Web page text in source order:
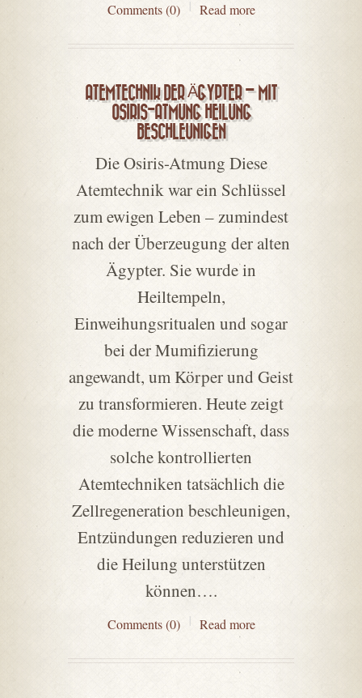
Comments (0) Read more
ATEMTECHNIK DER ÄGYPTER – MIT
OSIRIS-ATMUNG HEILUNG
BESCHLEUNIGEN
Die Osiris-Atmung Diese
Atemtechnik war ein Schlüssel
zum ewigen Leben – zumindest
nach der Überzeugung der alten
Ägypter. Sie wurde in
Heiltempeln,
Einweihungsritualen und sogar
bei der Mumifizierung
angewandt, um Körper und Geist
zu transformieren. Heute zeigt
die moderne Wissenschaft, dass
solche kontrollierten
Atemtechniken tatsächlich die
Zellregeneration beschleunigen,
Entzündungen reduzieren und
die Heilung unterstützen
können….
Comments (0) Read more